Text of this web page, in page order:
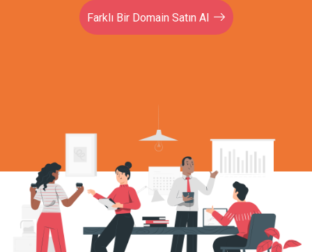
Farklı Bir Domain Satın Al